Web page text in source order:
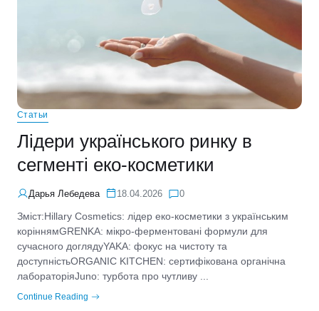
Статьи
Лідери українського ринку в
сегменті еко-косметики
Дарья Лебедева 18.04.2026 0
Зміст:Hillary Cosmetics: лідер еко-косметики з українським
коріннямGRENKA: мікро-ферментовані формули для
сучасного доглядуYAKA: фокус на чистоту та
доступністьORGANIC KITCHEN: сертифікована органічна
лабораторіяJuno: турбота про чутливу ...
Continue Reading